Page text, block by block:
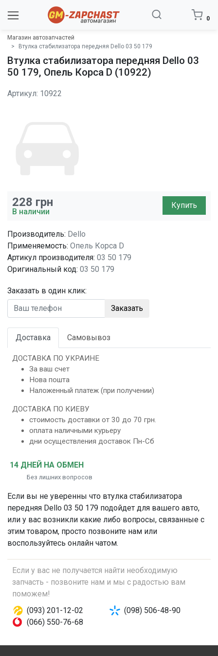
0
Магазин автозапчастей
Втулка стабилизатора передняя Dello 03 50 179
Втулка стабилизатора передняя Dello 03
50 179, Опель Корса D (10922)
Артикул: 10922
228 грн
В наличии
Купить
Производитель: Dello
Применяемость: Опель Корса D
Артикул производителя: 03 50 179
Оригинальный код: 03 50 179
Заказать в один клик:
Заказать
Доставка Самовывоз
ДОСТАВКА ПО УКРАИНЕ
За ваш счет
Нова пошта
Наложенный платеж (при получении)
ДОСТАВКА ПО КИЕВУ
стоимость доставки от 30 до 70 грн.
оплата наличными курьеру
дни осуществления доставок Пн-Сб
14 ДНЕЙ НА ОБМЕН
Без лишних вопросов
Если вы не уверенны что втулка стабилизатора
передняя Dello 03 50 179 подойдет для вашего авто,
или у вас возникли какие либо вопросы, связанные с
этим товаром, просто позвоните нам или
воспользуйтесь онлайн чатом.
Если у вас не получается найти необходимую
запчасть - позвоните нам и мы с радостью вам
поможем!
(093) 201-12-02
(098) 506-48-90
(066) 550-76-68